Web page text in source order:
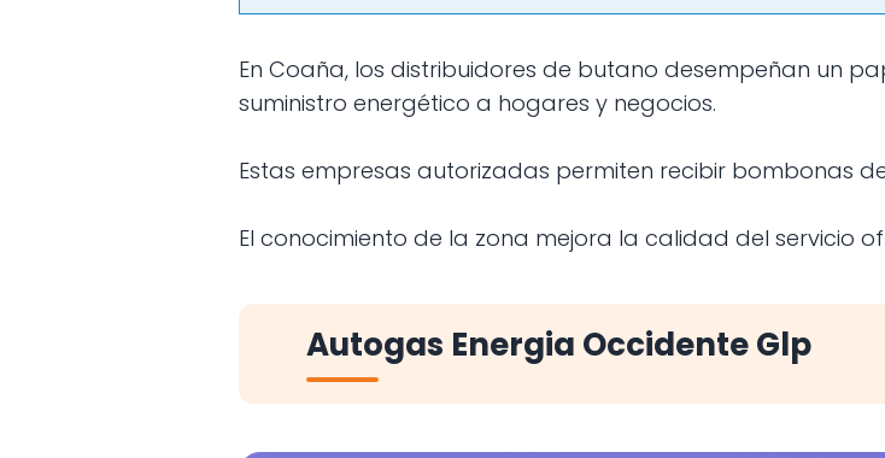
En Coaña, los distribuidores de butano desempeñan un papel fundamental para garantizar el
suministro energético a hogares y negocios.
Estas empresas autorizadas permiten recibir bombonas
El conocimiento de la zona mejora la calidad del servicio
Autogas Energia Occidente Glp